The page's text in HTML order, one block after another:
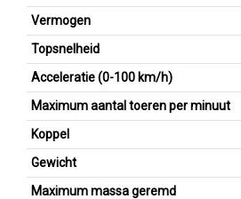
Vermogen
Topsnelheid
Acceleratie (0-100 km/h)
Maximum aantal toeren per minuut
Koppel
Gewicht
Maximum massa geremd